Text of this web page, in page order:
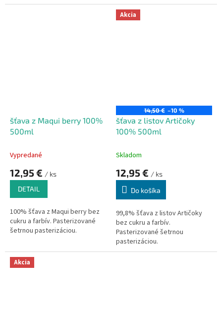
šťava z Maqui berry 100%
500ml
Vypredané
12,95 € / ks
DETAIL
100% šťava z Maqui berry bez
cukru a farbív. Pasterizované
šetrnou pasterizáciou.
Akcia
14,50 € –10 %
šťava z listov Artičoky
100% 500ml
Skladom
12,95 € / ks
Do košíka
99,8% šťava z listov Artičoky
bez cukru a farbív.
Pasterizované šetrnou
pasterizáciou.
Akcia